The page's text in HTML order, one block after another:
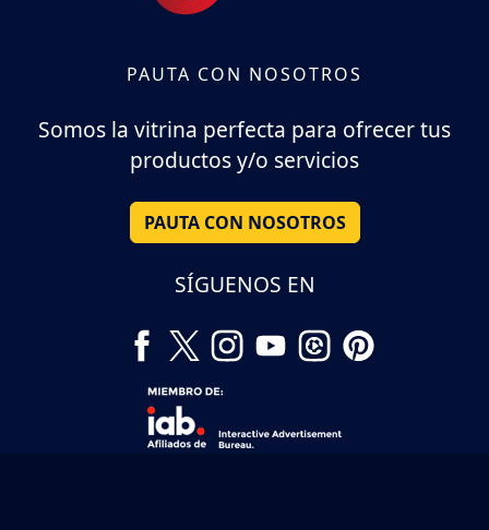
PAUTA CON NOSOTROS
Somos la vitrina perfecta para ofrecer tus
productos y/o servicios
PAUTA CON NOSOTROS
SÍGUENOS EN